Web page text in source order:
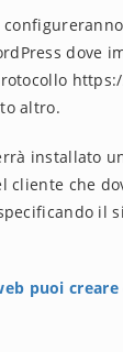
dove
altro.
installato
cliente che
il
puoi creare